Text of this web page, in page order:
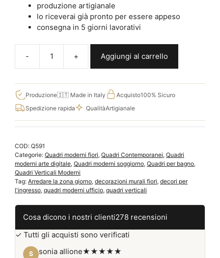
produzione artigianale
lo riceverai già pronto per essere appeso
consegna in 5 giorni lavorativi
Quadro
bianco
e
nero
floreale
arredamento
quantità
Aggiungi al carrello
Produzione🇮🇹 Made in Italy Acquisto100% Sicuro
Spedizione rapida
QualitàArtigianale
COD: Q591
Categorie: Quadri moderni fiori, Quadri Contemporanei, Quadri
moderni arte digitale, Quadri moderni soggiorno, Quadri per bagno,
Quadri Verticali Moderni
Tag: Arredare la zona giorno, decorazioni murali fiori, decori per
l'ingresso, quadri moderni ufficio, quadri verticali
Cosa dicono i nostri clienti278 recensioni
✓ Tutti gli acquisti sono verificati
S sonia allione★★★★★